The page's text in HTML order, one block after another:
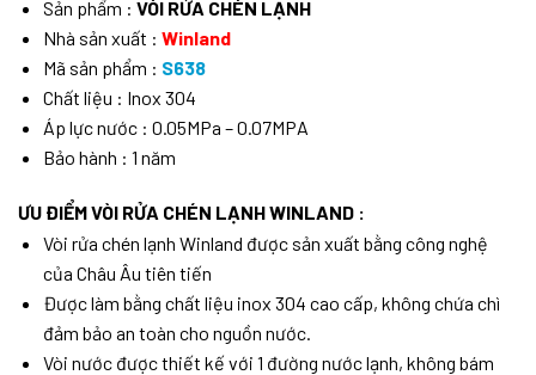
Sản phẩm : VÒI RỬA CHÉN LẠNH
Nhà sản xuất : Winland
Mã sản phẩm : S638
Chất liệu : Inox 304
Áp lực nước : 0.05MPa – 0.07MPA
Bảo hành : 1 năm
ƯU ĐIỂM VÒI RỬA CHÉN LẠNH WINLAND :
Vòi rửa chén lạnh Winland được sản xuất bằng công nghệ
của Châu Âu tiên tiến
Được làm bằng chất liệu inox 304 cao cấp, không chứa chì
đảm bảo an toàn cho nguồn nước.
Vòi nước được thiết kế với 1 đường nước lạnh, không bám